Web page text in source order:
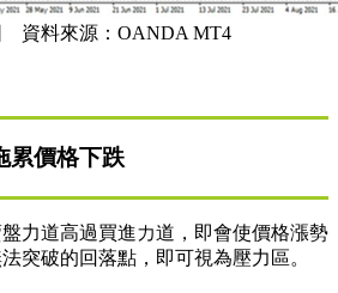
資料來源：OANDA MT4
累價格下跌
力道高過買進力道，即會使價格漲勢
突破的回落點，即可視為壓力區。